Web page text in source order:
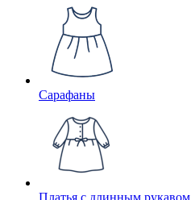
Сарафаны
Платья с длинным рукавом